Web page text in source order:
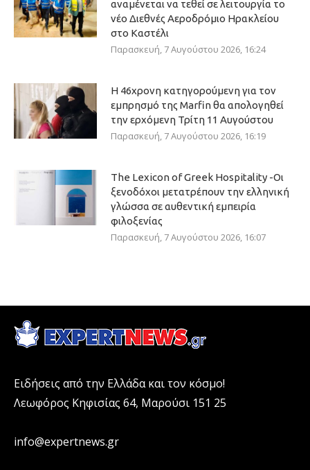
αναμένεται να τεθεί σε λειτουργία το
νέο Διεθνές Αεροδρόμιο Ηρακλείου
στο Καστέλι
Παρασκευή, 7 Αυγούστου 2026, 16:24
Η 46χρονη κατηγορούμενη για τον
εμπρησμό της Marfin θα απολογηθεί
την ερχόμενη Τρίτη 11 Αυγούστου
Παρασκευή, 7 Αυγούστου 2026, 16:19
The Lexicon of Greek Hospitality -Οι
ξενοδόχοι μετατρέπουν την ελληνική
γλώσσα σε αυθεντική εμπειρία
φιλοξενίας
Παρασκευή, 7 Αυγούστου 2026, 16:07
Ειδήσεις από την Ελλάδα και τον κόσμο!
Λεωφόρος Κηφισίας 64, Μαρούσι 151 25
info@expertnews.gr